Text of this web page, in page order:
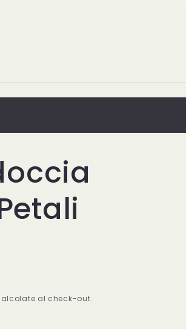
al check-out.